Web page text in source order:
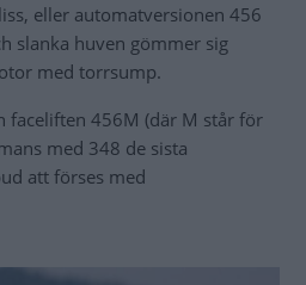
eller automatversionen 456
slanka huven gömmer sig
med torrsump.
faceliften 456M (där M står för
med 348 de sista
att förses med